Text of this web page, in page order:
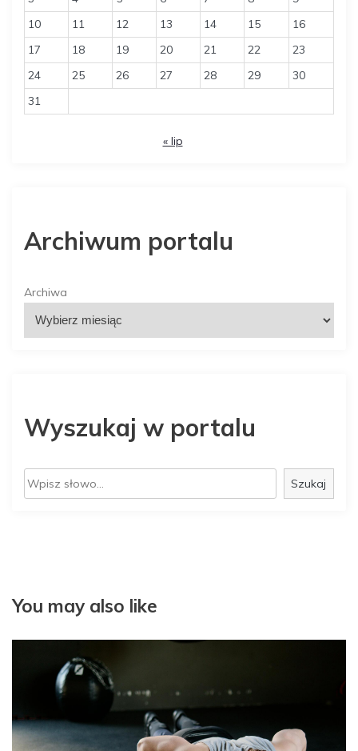
10
11 12 13 14 15
16
17
18 19 20 21 22
23
24
25 26 27 28 29
30
31
« lip
Archiwum portalu
Archiwa
Wyszukaj w portalu
S
z
Szukaj
You may also like